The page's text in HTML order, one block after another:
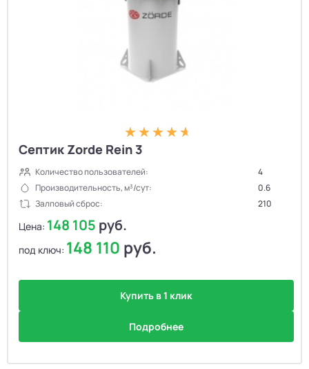
Септик Zorde Rein 3
Количество пользователей:
4
Производительность, м³/сут:
0.6
Залповый сброс:
210
Цена: 148 105 руб.
под ключ: 148 110 руб.
Купить в 1 клик
Подробнее